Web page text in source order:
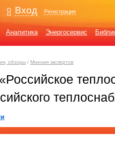
Вход Регистрация
Аналитика Энергосервис
обзоры / Мнения экспертов